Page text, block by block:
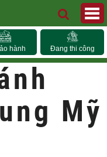
hành Đang thi công
Mỹ